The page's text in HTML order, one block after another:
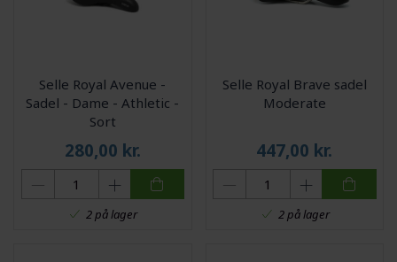
Selle Royal Avenue -
Sadel - Dame - Athletic -
Sort
280,00 kr.
2 på lager
Selle Royal Brave sadel
Moderate
447,00 kr.
2 på lager